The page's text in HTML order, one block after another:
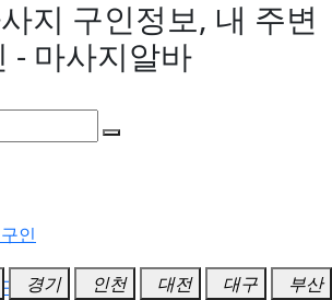
지 구인정보, 내 주변
- 마사지알바
인
인경기 인천 대전 대구
부산